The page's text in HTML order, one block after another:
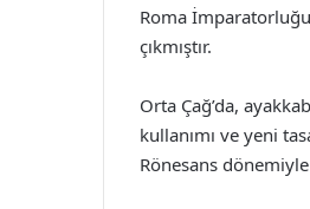
Roma
çıkmıştır.
Orta Çağ’da,
kullanımı ve yeni
Rönesans